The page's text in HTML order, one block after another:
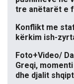
tre anëtarët e
Konflikt me
kërkim ish-
Foto+Video/
Greqi,
dhe djalit